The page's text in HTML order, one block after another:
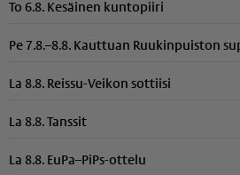
To 6.8. Kesäinen kuntopiiri
Pe 7.8.–8.8. Kauttuan Ruukinpuiston
La 8.8. Reissu-Veikon sottiisi
La 8.8. Tanssit
La 8.8. EuPa–PiPs-ottelu